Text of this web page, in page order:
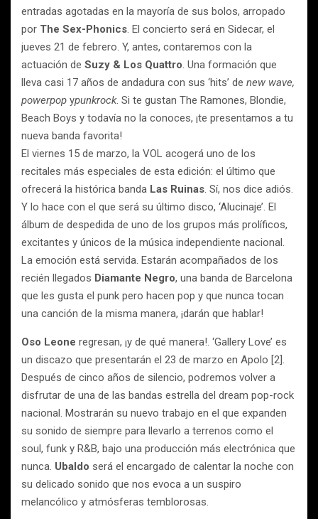
entradas agotadas en la mayoría de sus bolos, arropado
por The Sex-Phonics. El concierto será en Sidecar, el
jueves 21 de febrero. Y, antes, contaremos con la
actuación de Suzy & Los Quattro. Una formación que
lleva casi 17 años de andadura con sus ‘hits’ de new wave,
powerpop ypunkrock. Si te gustan The Ramones, Blondie,
Beach Boys y todavía no la conoces, ¡te presentamos a tu
nueva banda favorita!
El viernes 15 de marzo, la VOL acogerá uno de los
recitales más especiales de esta edición: el último que
ofrecerá la histórica banda Las Ruinas. Sí, nos dice adiós.
Y lo hace con el que será su último disco, ‘Alucinaje’. El
álbum de despedida de uno de los grupos más prolíficos,
excitantes y únicos de la música independiente nacional.
La emoción está servida. Estarán acompañados de los
recién llegados Diamante Negro, una banda de Barcelona
que les gusta el punk pero hacen pop y que nunca tocan
una canción de la misma manera, ¡darán que hablar!
Oso Leone regresan, ¡y de qué manera!. ‘Gallery Love’ es
un discazo que presentarán el 23 de marzo en Apolo [2].
Después de cinco años de silencio, podremos volver a
disfrutar de una de las bandas estrella del dream pop-rock
nacional. Mostrarán su nuevo trabajo en el que expanden
su sonido de siempre para llevarlo a terrenos como el
soul, funk y R&B, bajo una producción más electrónica que
nunca. Ubaldo será el encargado de calentar la noche con
su delicado sonido que nos evoca a un suspiro
melancólico y atmósferas temblorosas.